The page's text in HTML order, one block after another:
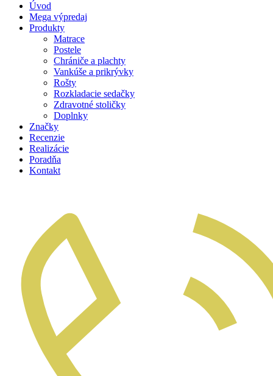
Úvod
Mega výpredaj
Produkty
Matrace
Postele
Chrániče a plachty
Vankúše a prikrývky
Rošty
Rozkladacie sedačky
Zdravotné stoličky
Doplnky
Značky
Recenzie
Realizácie
Poradňa
Kontakt